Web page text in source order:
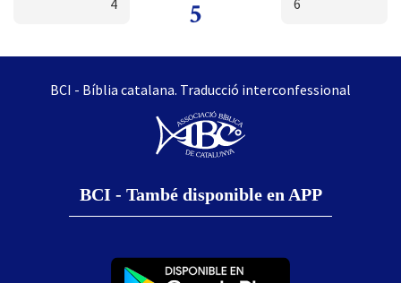
4
5
6
BCI - Bíblia catalana. Traducció interconfessional
BCI - També disponible en APP